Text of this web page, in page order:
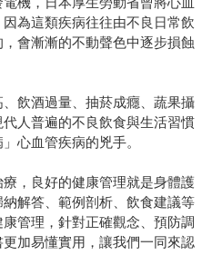
為這類疾病往往由不良日常飲
會漸漸的不動聲色中逐步損蝕
飲酒過量、抽菸成癮、蔬果攝
人普遍的不良飲食與生活習慣
心血管疾病的兇手。
，良好的健康管理就是身體護
解答、範例剖析、飲食建議等
管理，針對正確觀念、預防調
加易懂實用，讓我們一同來認